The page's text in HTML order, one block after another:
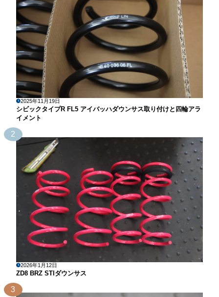
2025年11月19日
シビックタイプR FL5 アイバッハダウンサス取り付けと四輪アラ
イメント
2
2026年1月12日
ZD8 BRZ STIダウンサス
3